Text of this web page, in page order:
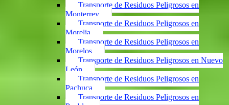
Transporte de Residuos Peligrosos en
Monterrey
Transporte de Residuos Peligrosos en
Morelia
Transporte de Residuos Peligrosos en
Morelos
Transporte de Residuos Peligrosos en Nuevo
León
Transporte de Residuos Peligrosos en
Pachuca
Transporte de Residuos Peligrosos en